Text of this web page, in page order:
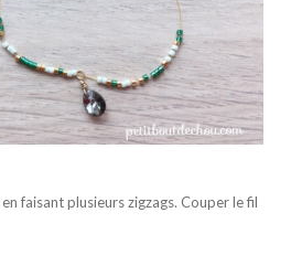
faisant plusieurs zigzags. Couper le fil